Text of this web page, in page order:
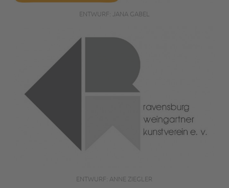
ENTWURF: JANA GABEL
ENTWURF: ANNE ZIEGLER